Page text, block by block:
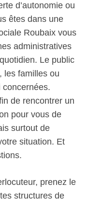
d’autonomie ou
êtes dans une
Roubaix vous
administratives
Le public
les familles ou
de rencontrer un
pour vous de
surtout de
situation. Et
prenez le
structures de